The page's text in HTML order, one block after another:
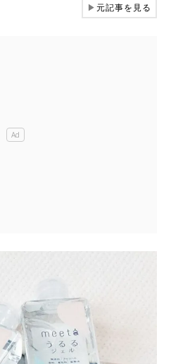
▶元記事を見る